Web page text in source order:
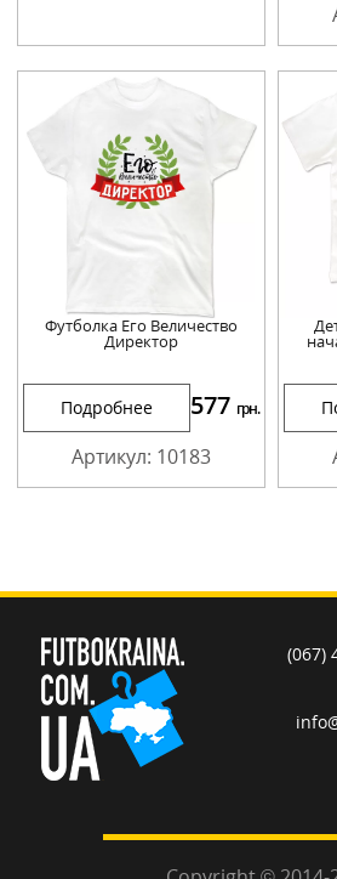
Футболка Его Величество
Директор
Подробнее 577 грн.
Артикул: 10183
(067)